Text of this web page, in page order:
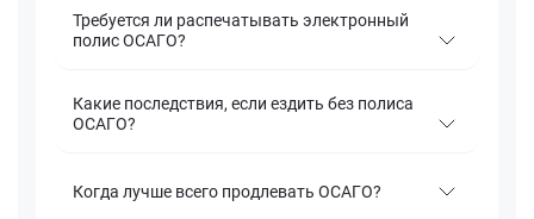
Требуется ли распечатывать электронный
полис ОСАГО?
Какие последствия, если ездить без полиса
ОСАГО?
Когда лучше всего продлевать ОСАГО?